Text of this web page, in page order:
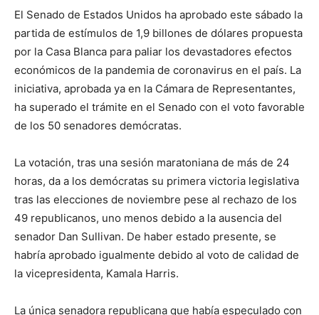
El Senado de Estados Unidos ha aprobado este sábado la
partida de estímulos de 1,9 billones de dólares propuesta
por la Casa Blanca para paliar los devastadores efectos
económicos de la pandemia de coronavirus en el país. La
iniciativa, aprobada ya en la Cámara de Representantes,
ha superado el trámite en el Senado con el voto favorable
de los 50 senadores demócratas.
La votación, tras una sesión maratoniana de más de 24
horas, da a los demócratas su primera victoria legislativa
tras las elecciones de noviembre pese al rechazo de los
49 republicanos, uno menos debido a la ausencia del
senador Dan Sullivan. De haber estado presente, se
habría aprobado igualmente debido al voto de calidad de
la vicepresidenta, Kamala Harris.
La única senadora republicana que había especulado con